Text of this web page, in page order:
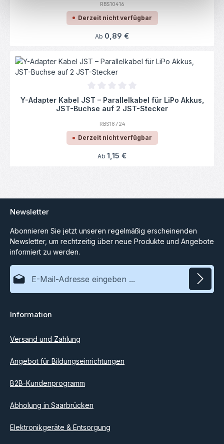
RBS10416
Derzeit nicht verfügbar
Regulärer Preis:
Ab 0,89 €
Durchschnittliche Bewertung von 0 von
Y-Adapter Kabel JST – Parallelkabel für LiPo Akkus,
JST-Buchse auf 2 JST-Stecker
RBS18724
Derzeit nicht verfügbar
Regulärer Preis:
Ab 1,15 €
Newsletter
Abonnieren Sie jetzt unseren regelmäßig erscheinenden
Newsletter, um rechtzeitig über neue Produkte und Angebote
informiert zu werden.
E-Mail-Adresse*
Ich habe dieDatenschutzbestimmungen
einverstanden.
Information
Versand und Zahlung
Angebot für Bildungseinrichtungen
B2B-Kundenprogramm
Abholung in Saarbrücken
Elektronikgeräte & Entsorgung